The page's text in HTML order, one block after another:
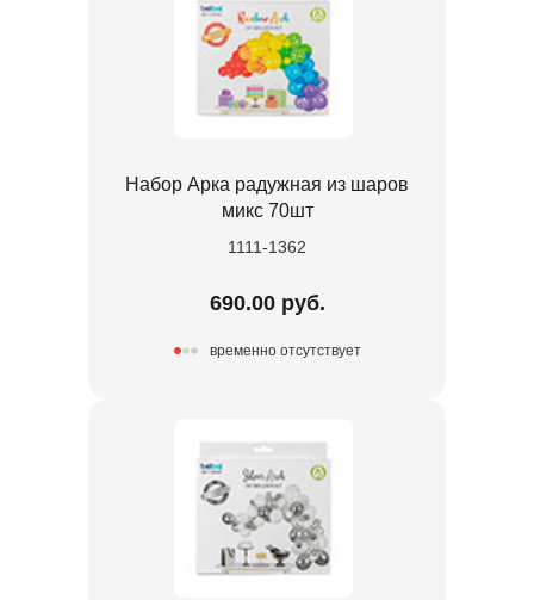
Набор Арка радужная из шаров
микс 70шт
1111-1362
690.00 руб.
временно отсутствует